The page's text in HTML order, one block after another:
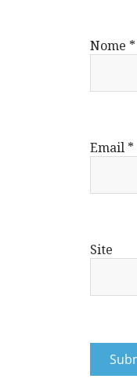
Nome *
Email *
Site